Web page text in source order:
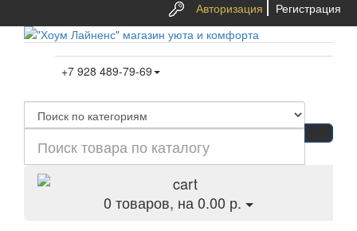
Авторизация Регистрация
+7 928 489-79-69
0 товаров, на 0.00 р.